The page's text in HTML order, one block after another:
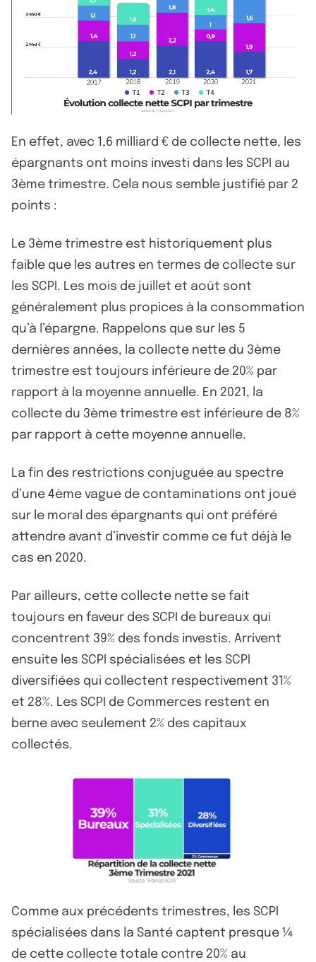
En effet, avec 1,6 milliard € de collecte nette, les
épargnants ont moins investi dans les SCPI au
3ème trimestre. Cela nous semble justifié par 2
points :
Le 3ème trimestre est historiquement plus
faible que les autres en termes de collecte sur
les SCPI. Les mois de juillet et août sont
généralement plus propices à la consommation
qu’à l’épargne. Rappelons que sur les 5
dernières années, la collecte nette du 3ème
trimestre est toujours inférieure de 20% par
rapport à la moyenne annuelle. En 2021, la
collecte du 3ème trimestre est inférieure de 8%
par rapport à cette moyenne annuelle.
La fin des restrictions conjuguée au spectre
d’une 4ème vague de contaminations ont joué
sur le moral des épargnants qui ont préféré
attendre avant d’investir comme ce fut déjà le
cas en 2020.
Par ailleurs, cette collecte nette se fait
toujours en faveur des SCPI de bureaux qui
concentrent 39% des fonds investis. Arrivent
ensuite les SCPI spécialisées et les SCPI
diversifiées qui collectent respectivement 31%
et 28%. Les SCPI de Commerces restent en
berne avec seulement 2% des capitaux
collectés.
Comme aux précédents trimestres, les SCPI
spécialisées dans la Santé captent presque ¼
de cette collecte totale contre 20% au